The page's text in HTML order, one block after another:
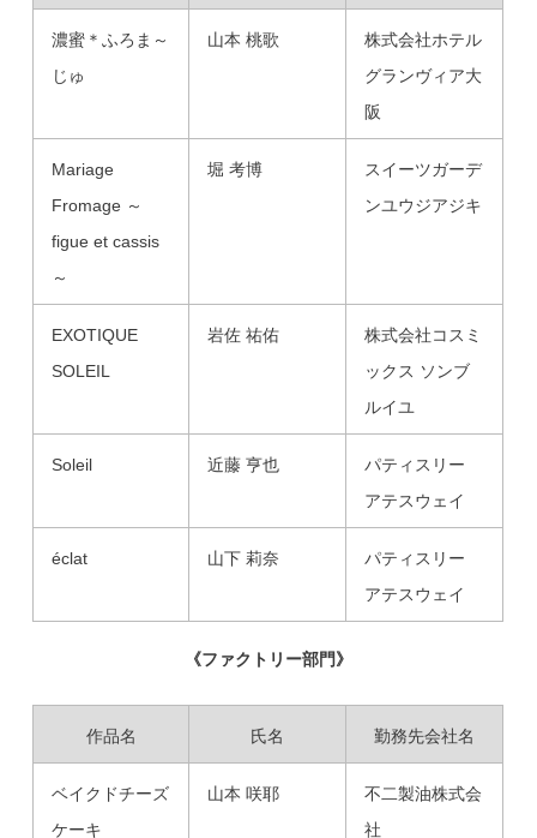
濃蜜＊ふろま～
じゅ
山本 桃歌
株式会社ホテル
グランヴィア大
阪
Mariage
Fromage ～
figue et cassis
～
堀 考博
スイーツガーデ
ンユウジアジキ
EXOTIQUE
SOLEIL
岩佐 祐佑
株式会社コスミ
ックス ソンブ
ルイユ
Soleil 近藤 亨也
パティスリー
アテスウェイ
éclat 山下 莉奈
パティスリー
アテスウェイ
《ファクトリー部門》
作品名 氏名 勤務先会社名
ベイクドチーズ
ケーキ
山本 咲耶
不二製油株式会
社